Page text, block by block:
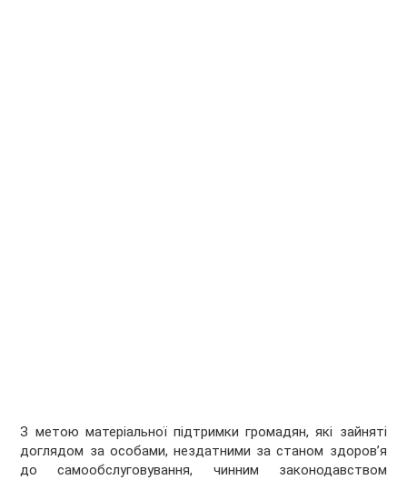
З метою матеріальної підтримки громадян, які зайняті
доглядом за особами, нездатними за станом здоров’я
до самообслуговування, чинним законодавством